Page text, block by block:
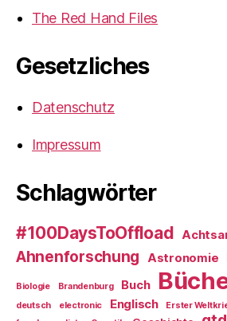
The Red Hand Files
Gesetzliches
Datenschutz
Impressum
Schlagwörter
#100DaysToOffload
Ahnenforschung Astronomie
Biologie Brandenburg Buch
deutsch electronic Englisch Erster